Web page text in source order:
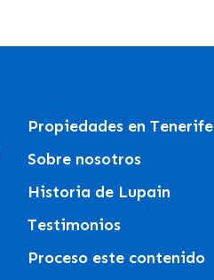
Propiedades en Tenerife
Sobre nosotros
Historia de Lupain
Testimonios
Proceso este contenido